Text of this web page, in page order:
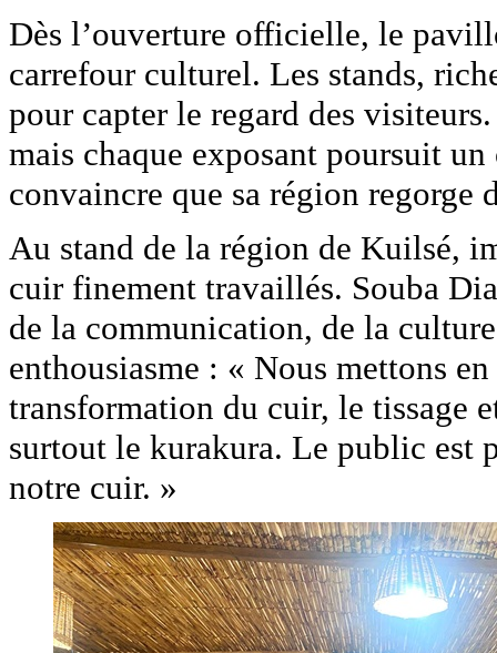
Dès l’ouverture officielle, le
carrefour culturel. Les stands,
pour capter le regard des
mais chaque exposant poursuit
convaincre que sa région regorge
Au stand de la région de Kuilsé,
cuir finement travaillés. Souba
de la communication, de la
enthousiasme : « Nous mettons
transformation du cuir, le tissage
surtout le kurakura. Le public est
notre cuir. »